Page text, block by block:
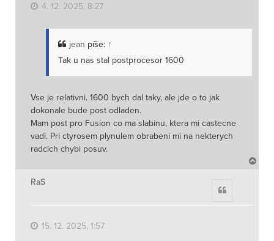
4. 12. 2025, 8:27
jean píše: ↑
Tak u nas stal postprocesor 1600
Vse je relativni. 1600 bych dal taky, ale jde o to jak
dokonale bude post odladen.
Mam post pro Fusion co ma slabinu, ktera mi castecne
vadi. Pri ctyrosem plynulem obrabeni mi na nekterych
radcich chybi posuv.
a
RaS
15. 12. 2025, 1:57